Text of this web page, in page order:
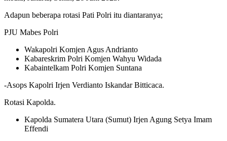
Adapun beberapa rotasi Pati Polri itu diantaranya;
PJU Mabes Polri
Wakapolri Komjen Agus Andrianto
Kabareskrim Polri Komjen Wahyu Widada
Kabaintelkam Polri Komjen Suntana
-Asops Kapolri Irjen Verdianto Iskandar Bitticaca.
Rotasi Kapolda.
Kapolda Sumatera Utara (Sumut) Irjen Agung Setya Imam
Effendi